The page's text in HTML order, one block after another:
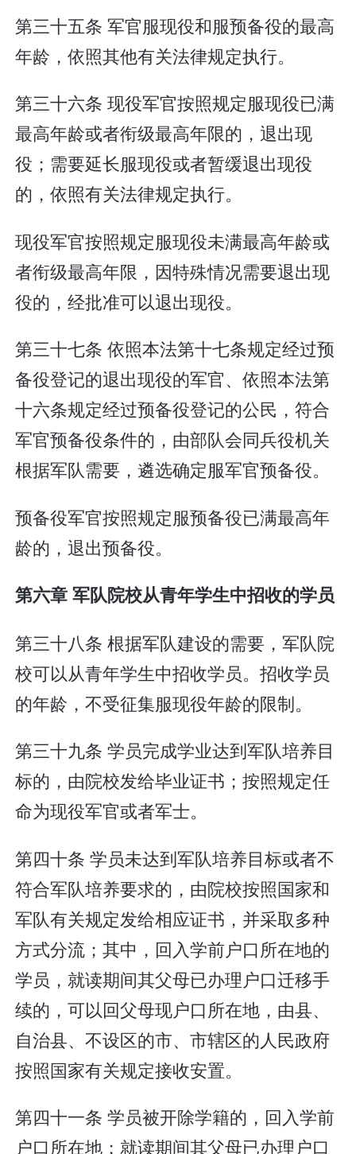
第三十五条 军官服现役和服预备役的最高
年龄，依照其他有关法律规定执行。
第三十六条 现役军官按照规定服现役已满
最高年龄或者衔级最高年限的，退出现
役；需要延长服现役或者暂缓退出现役
的，依照有关法律规定执行。
现役军官按照规定服现役未满最高年龄或
者衔级最高年限，因特殊情况需要退出现
役的，经批准可以退出现役。
第三十七条 依照本法第十七条规定经过预
备役登记的退出现役的军官、依照本法第
十六条规定经过预备役登记的公民，符合
军官预备役条件的，由部队会同兵役机关
根据军队需要，遴选确定服军官预备役。
预备役军官按照规定服预备役已满最高年
龄的，退出预备役。
第六章 军队院校从青年学生中招收的学员
第三十八条 根据军队建设的需要，军队院
校可以从青年学生中招收学员。招收学员
的年龄，不受征集服现役年龄的限制。
第三十九条 学员完成学业达到军队培养目
标的，由院校发给毕业证书；按照规定任
命为现役军官或者军士。
第四十条 学员未达到军队培养目标或者不
符合军队培养要求的，由院校按照国家和
军队有关规定发给相应证书，并采取多种
方式分流；其中，回入学前户口所在地的
学员，就读期间其父母已办理户口迁移手
续的，可以回父母现户口所在地，由县、
自治县、不设区的市、市辖区的人民政府
按照国家有关规定接收安置。
第四十一条 学员被开除学籍的，回入学前
户口所在地；就读期间其父母已办理户口